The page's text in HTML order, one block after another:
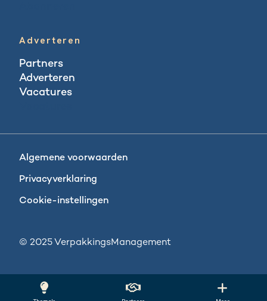
Adverteren
Partners
Adverteren
Vacatures
Algemene voorwaarden
Privacyverklaring
Cookie-instellingen
© 2025 VerpakkingsManagement